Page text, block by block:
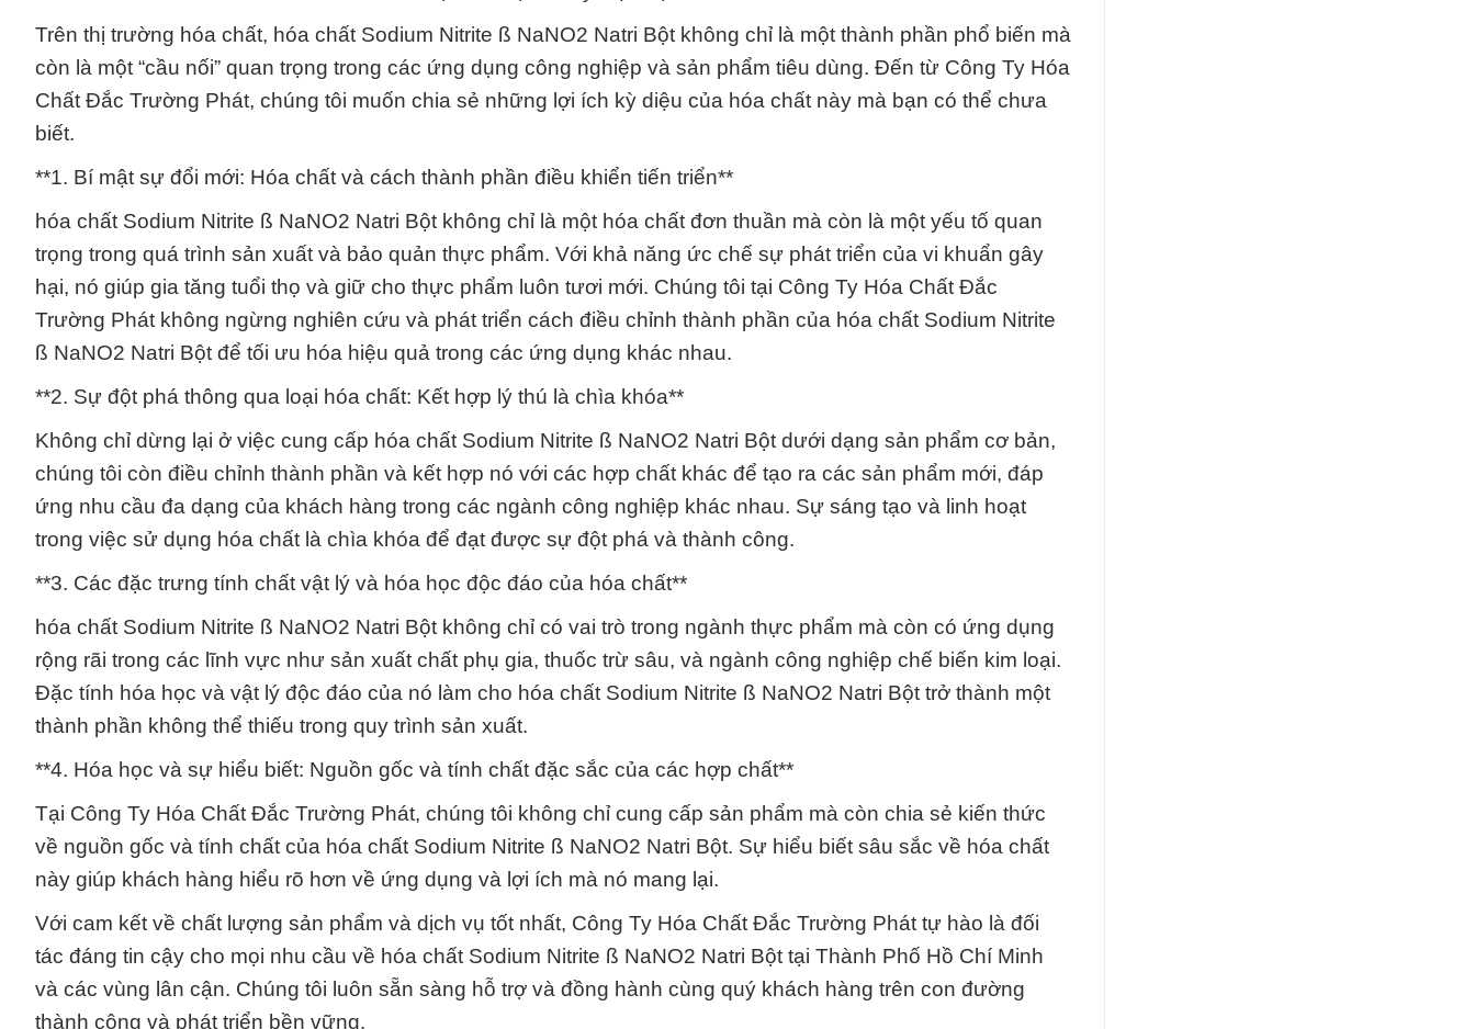
Trên thị trường hóa chất, hóa chất Sodium Nitrite ß NaNO2 Natri Bột không chỉ là một thành phần phổ biến mà
còn là một “cầu nối” quan trọng trong các ứng dụng công nghiệp và sản phẩm tiêu dùng. Đến từ Công Ty Hóa
Chất Đắc Trường Phát, chúng tôi muốn chia sẻ những lợi ích kỳ diệu của hóa chất này mà bạn có thể chưa
biết.
**1. Bí mật sự đổi mới: Hóa chất và cách thành phần điều khiển tiến triển**
hóa chất Sodium Nitrite ß NaNO2 Natri Bột không chỉ là một hóa chất đơn thuần mà còn là một yếu tố quan
trọng trong quá trình sản xuất và bảo quản thực phẩm. Với khả năng ức chế sự phát triển của vi khuẩn gây
hại, nó giúp gia tăng tuổi thọ và giữ cho thực phẩm luôn tươi mới. Chúng tôi tại Công Ty Hóa Chất Đắc
Trường Phát không ngừng nghiên cứu và phát triển cách điều chỉnh thành phần của hóa chất Sodium Nitrite
ß NaNO2 Natri Bột để tối ưu hóa hiệu quả trong các ứng dụng khác nhau.
**2. Sự đột phá thông qua loại hóa chất: Kết hợp lý thú là chìa khóa**
Không chỉ dừng lại ở việc cung cấp hóa chất Sodium Nitrite ß NaNO2 Natri Bột dưới dạng sản phẩm cơ bản,
chúng tôi còn điều chỉnh thành phần và kết hợp nó với các hợp chất khác để tạo ra các sản phẩm mới, đáp
ứng nhu cầu đa dạng của khách hàng trong các ngành công nghiệp khác nhau. Sự sáng tạo và linh hoạt
trong việc sử dụng hóa chất là chìa khóa để đạt được sự đột phá và thành công.
**3. Các đặc trưng tính chất vật lý và hóa học độc đáo của hóa chất**
hóa chất Sodium Nitrite ß NaNO2 Natri Bột không chỉ có vai trò trong ngành thực phẩm mà còn có ứng dụng
rộng rãi trong các lĩnh vực như sản xuất chất phụ gia, thuốc trừ sâu, và ngành công nghiệp chế biến kim loại.
Đặc tính hóa học và vật lý độc đáo của nó làm cho hóa chất Sodium Nitrite ß NaNO2 Natri Bột trở thành một
thành phần không thể thiếu trong quy trình sản xuất.
**4. Hóa học và sự hiểu biết: Nguồn gốc và tính chất đặc sắc của các hợp chất**
Tại Công Ty Hóa Chất Đắc Trường Phát, chúng tôi không chỉ cung cấp sản phẩm mà còn chia sẻ kiến thức
về nguồn gốc và tính chất của hóa chất Sodium Nitrite ß NaNO2 Natri Bột. Sự hiểu biết sâu sắc về hóa chất
này giúp khách hàng hiểu rõ hơn về ứng dụng và lợi ích mà nó mang lại.
Với cam kết về chất lượng sản phẩm và dịch vụ tốt nhất, Công Ty Hóa Chất Đắc Trường Phát tự hào là đối
tác đáng tin cậy cho mọi nhu cầu về hóa chất Sodium Nitrite ß NaNO2 Natri Bột tại Thành Phố Hồ Chí Minh
và các vùng lân cận. Chúng tôi luôn sẵn sàng hỗ trợ và đồng hành cùng quý khách hàng trên con đường
thành công và phát triển bền vững.